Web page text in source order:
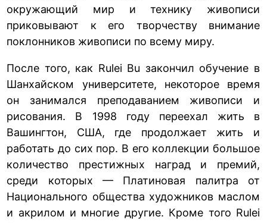
окружающий мир и технику живописи
приковывают к его творчеству внимание
поклонников живописи по всему миру.
После того, как Rulei Bu закончил обучение в
Шанхайском университете, некоторое время
он занимался преподаванием живописи и
рисования. В 1998 году переехал жить в
Вашингтон, США, где продолжает жить и
работать до сих пор. В его коллекции большое
количество престижных наград и премий,
среди которых — Платиновая палитра от
Национального общества художников маслом
и акрилом и многие другие. Кроме того Rulei